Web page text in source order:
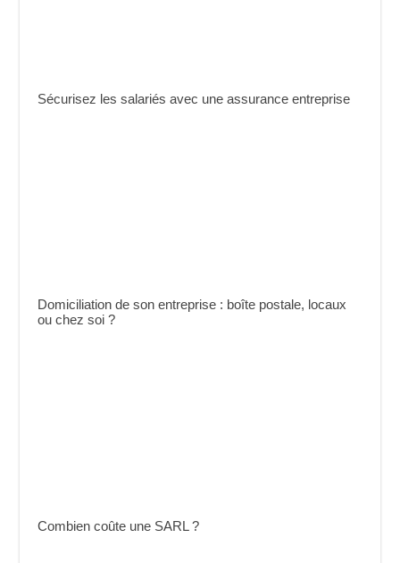
Sécurisez les salariés avec une assurance entreprise
Domiciliation de son entreprise : boîte postale, locaux
ou chez soi ?
Combien coûte une SARL ?